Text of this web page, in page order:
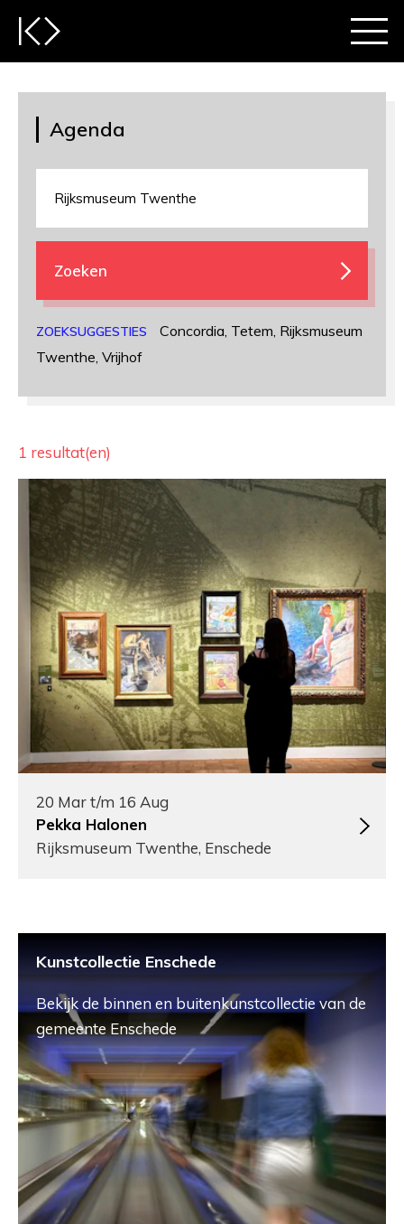
Agenda
Zoeken
ZOEKSUGGESTIES Concordia, Tetem, Rijksmuseum
Twenthe, Vrijhof
1 resultat(en)
20 Mar t/m 16 Aug
Pekka Halonen
Rijksmuseum Twenthe, Enschede
Kunstcollectie Enschede
Bekijk de binnen en buitenkunstcollectie van de
gemeente Enschede